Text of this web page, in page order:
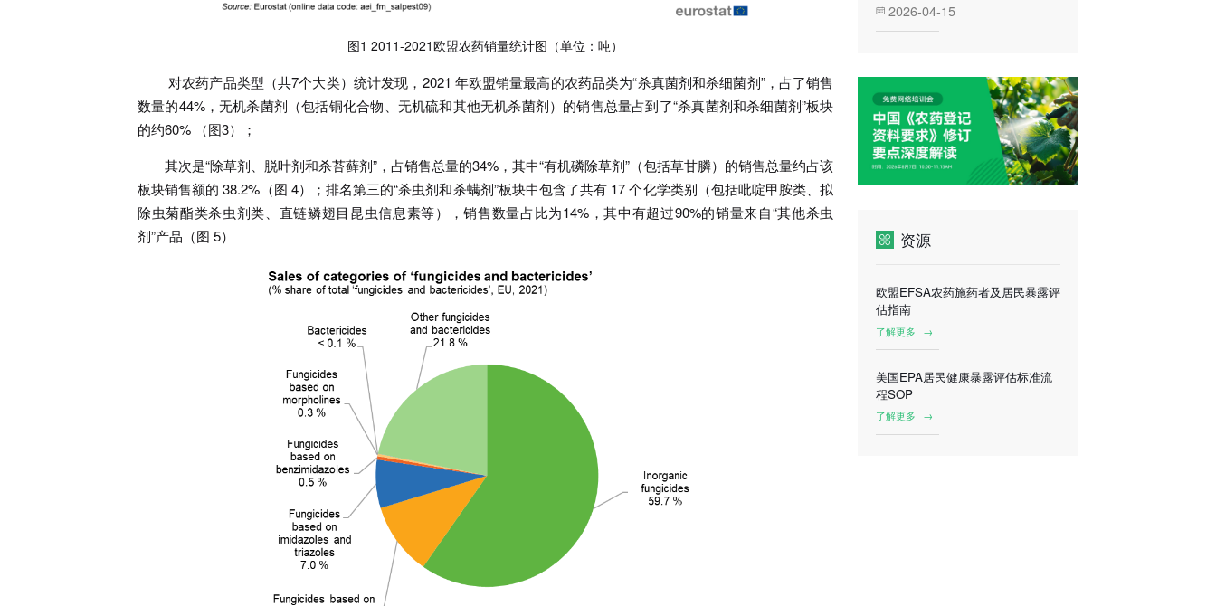
图1 2011-2021欧盟农药销量统计图（单位：吨）
对农药产品类型（共7个大类）统计发现，2021 年欧盟销量最高的农药品类为“杀真菌剂和杀细菌剂”，占了销售
数量的44%，无机杀菌剂（包括铜化合物、无机硫和其他无机杀菌剂）的销售总量占到了“杀真菌剂和杀细菌剂”板块
的约60% （图3）；
其次是“除草剂、脱叶剂和杀苔藓剂”，占销售总量的34%，其中“有机磷除草剂”（包括草甘膦）的销售总量约占该
板块销售额的 38.2%（图 4）；排名第三的“杀虫剂和杀螨剂”板块中包含了共有 17 个化学类别（包括吡啶甲胺类、拟
除虫菊酯类杀虫剂类、直链鳞翅目昆虫信息素等），销售数量占比为14%，其中有超过90%的销量来自“其他杀虫
剂”产品（图 5）
2026-04-15
资源
欧盟EFSA农药施药者及居民暴露评
估指南
了解更多 →
美国EPA居民健康暴露评估标准流
程SOP
了解更多 →